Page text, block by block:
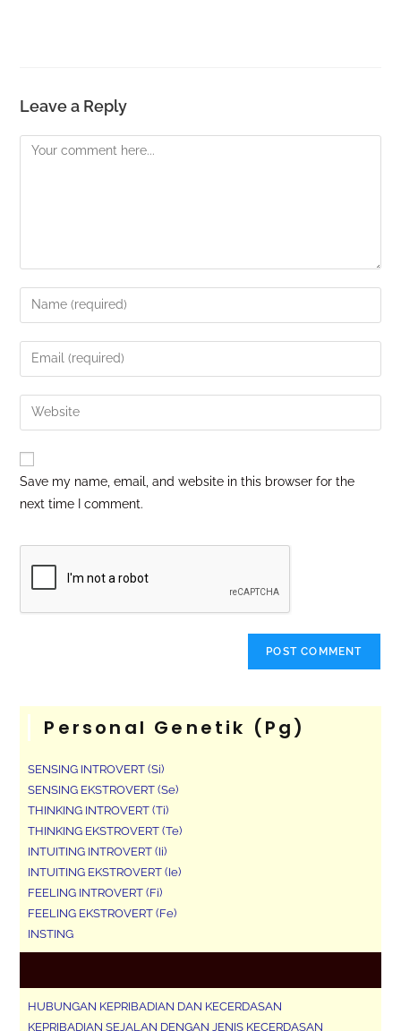
Leave a Reply
Save my name, email, and website in this browser for the
next time I comment.
Personal Genetik (pg)
SENSING INTROVERT (Si)
SENSING EKSTROVERT (Se)
THINKING INTROVERT (Ti)
THINKING EKSTROVERT (Te)
INTUITING INTROVERT (Ii)
INTUITING EKSTROVERT (Ie)
FEELING INTROVERT (Fi)
FEELING EKSTROVERT (Fe)
INSTING
HUBUNGAN KEPRIBADIAN DAN KECERDASAN
KEPRIBADIAN SEJALAN DENGAN JENIS KECERDASAN